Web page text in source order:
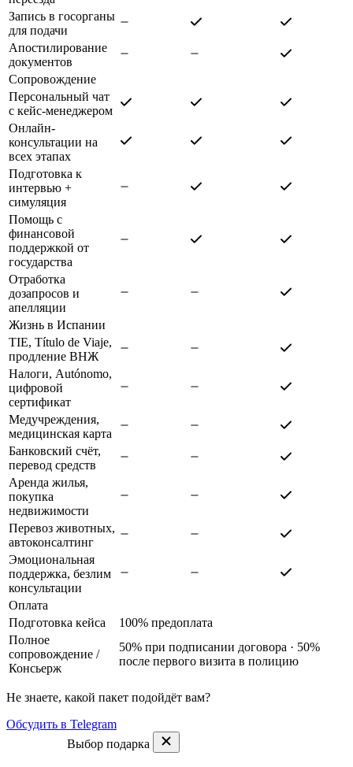
Запись в госорганы
для подачи
Апостилирование
документов
Сопровождение
Персональный чат
с кейс-менеджером
Онлайн-
консультации на
всех этапах
Подготовка к
интервью +
симуляция
Помощь с
финансовой
поддержкой от
государства
Отработка
дозапросов и
апелляции
Жизнь в Испании
TIE, Título de Viaje,
продление ВНЖ
Налоги, Autónomo,
цифровой
сертификат
Медучреждения,
медицинская карта
Банковский счёт,
перевод средств
Аренда жилья,
покупка
недвижимости
Перевоз животных,
автоконсалтинг
Эмоциональная
поддержка, безлим
консультации
Оплата
Подготовка кейса
100% предоплата
Полное
сопровождение /
Консьерж
50% при подписании договора · 50%
после первого визита в полицию
Не знаете, какой пакет подойдёт вам?
Обсудить в Telegram
Выбор подарка